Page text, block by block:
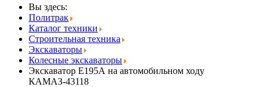
Вы здесь:
Политрак
Каталог техники
Строительная техника
Экскаваторы
Колесные экскаваторы
Экскаватор E195А на автомобильном ходу
КАМАЗ-43118